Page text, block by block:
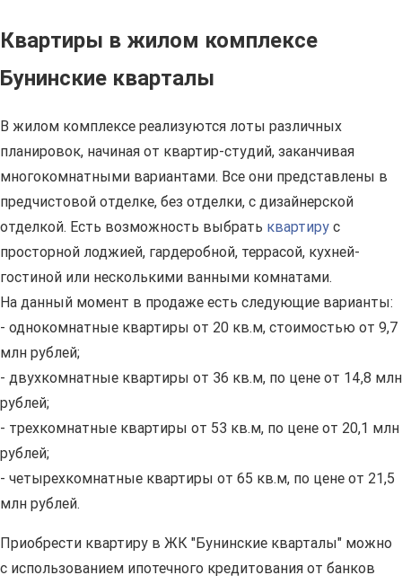
Квартиры в жилом комплексе
Бунинские кварталы
В жилом комплексе реализуются лоты различных
планировок, начиная от квартир-студий, заканчивая
многокомнатными вариантами. Все они представлены в
предчистовой отделке, без отделки, с дизайнерской
отделкой. Есть возможность выбрать квартиру с
просторной лоджией, гардеробной, террасой, кухней-
гостиной или несколькими ванными комнатами.
На данный момент в продаже есть следующие варианты:
- однокомнатные квартиры от 20 кв.м, стоимостью от 9,7
млн рублей;
- двухкомнатные квартиры от 36 кв.м, по цене от 14,8 млн
рублей;
- трехкомнатные квартиры от 53 кв.м, по цене от 20,1 млн
рублей;
- четырехкомнатные квартиры от 65 кв.м, по цене от 21,5
млн рублей.
Приобрести квартиру в ЖК "Бунинские кварталы" можно
с использованием ипотечного кредитования от банков